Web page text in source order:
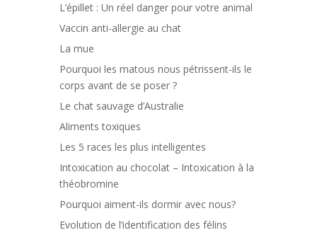
L’épillet : Un réel danger pour votre animal
Vaccin anti-allergie au chat
La mue
Pourquoi les matous nous pétrissent-ils le
corps avant de se poser ?
Le chat sauvage d’Australie
Aliments toxiques
Les 5 races les plus intelligentes
Intoxication au chocolat – Intoxication à la
théobromine
Pourquoi aiment-ils dormir avec nous?
Evolution de l’identification des félins